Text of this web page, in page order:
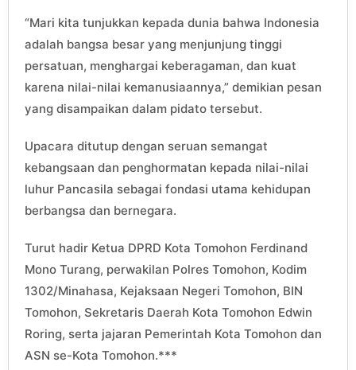
“Mari kita tunjukkan kepada dunia bahwa Indonesia
adalah bangsa besar yang menjunjung tinggi
persatuan, menghargai keberagaman, dan kuat
karena nilai-nilai kemanusiaannya,” demikian pesan
yang disampaikan dalam pidato tersebut.
Upacara ditutup dengan seruan semangat
kebangsaan dan penghormatan kepada nilai-nilai
luhur Pancasila sebagai fondasi utama kehidupan
berbangsa dan bernegara.
Turut hadir Ketua DPRD Kota Tomohon Ferdinand
Mono Turang, perwakilan Polres Tomohon, Kodim
1302/Minahasa, Kejaksaan Negeri Tomohon, BIN
Tomohon, Sekretaris Daerah Kota Tomohon Edwin
Roring, serta jajaran Pemerintah Kota Tomohon dan
ASN se-Kota Tomohon.***